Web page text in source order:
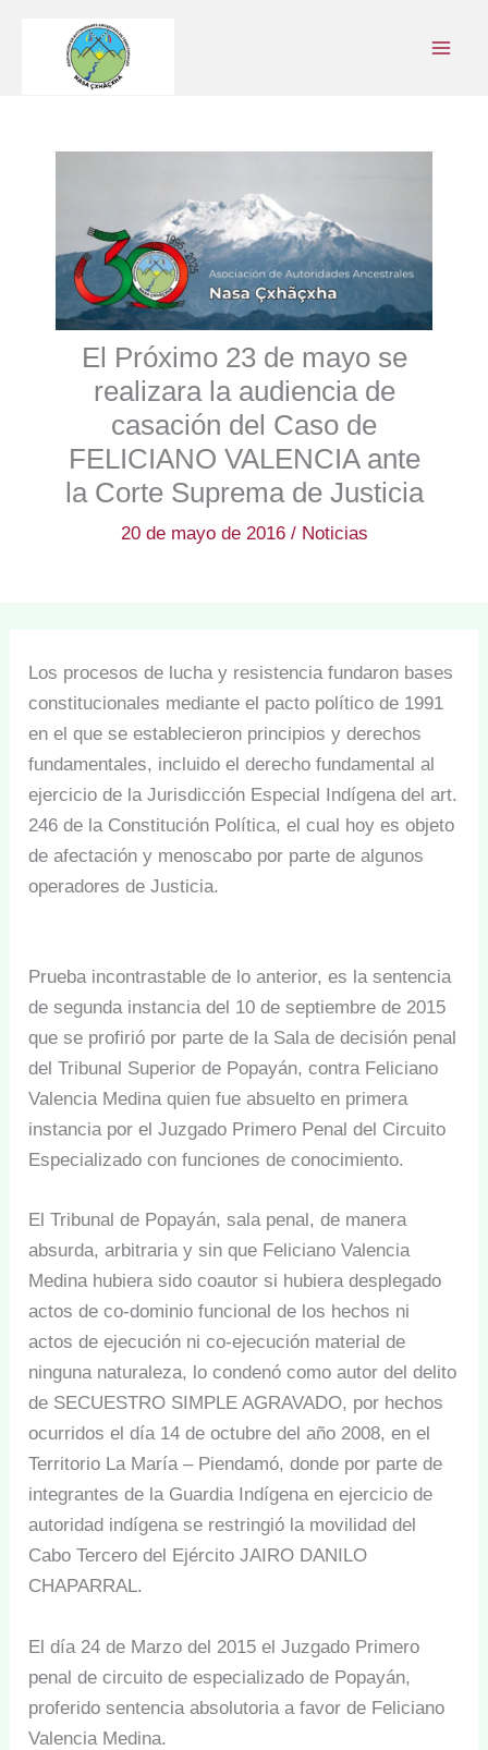
contenido
El Próximo 23 de mayo se
realizara la audiencia de
casación del Caso de
FELICIANO VALENCIA ante
la Corte Suprema de Justicia
20 de mayo de 2016 / Noticias
Los procesos de lucha y resistencia fundaron bases
constitucionales mediante el pacto político de 1991
en el que se establecieron principios y derechos
fundamentales, incluido el derecho fundamental al
ejercicio de la Jurisdicción Especial Indígena del art.
246 de la Constitución Política, el cual hoy es objeto
de afectación y menoscabo por parte de algunos
operadores de Justicia.
Prueba incontrastable de lo anterior, es la sentencia
de segunda instancia del 10 de septiembre de 2015
que se profirió por parte de la Sala de decisión penal
del Tribunal Superior de Popayán, contra Feliciano
Valencia Medina quien fue absuelto en primera
instancia por el Juzgado Primero Penal del Circuito
Especializado con funciones de conocimiento.
El Tribunal de Popayán, sala penal, de manera
absurda, arbitraria y sin que Feliciano Valencia
Medina hubiera sido coautor si hubiera desplegado
actos de co-dominio funcional de los hechos ni
actos de ejecución ni co-ejecución material de
ninguna naturaleza, lo condenó como autor del delito
de SECUESTRO SIMPLE AGRAVADO, por hechos
ocurridos el día 14 de octubre del año 2008, en el
Territorio La María – Piendamó, donde por parte de
integrantes de la Guardia Indígena en ejercicio de
autoridad indígena se restringió la movilidad del
Cabo Tercero del Ejército JAIRO DANILO
CHAPARRAL.
El día 24 de Marzo del 2015 el Juzgado Primero
penal de circuito de especializado de Popayán,
proferido sentencia absolutoria a favor de Feliciano
Valencia Medina.